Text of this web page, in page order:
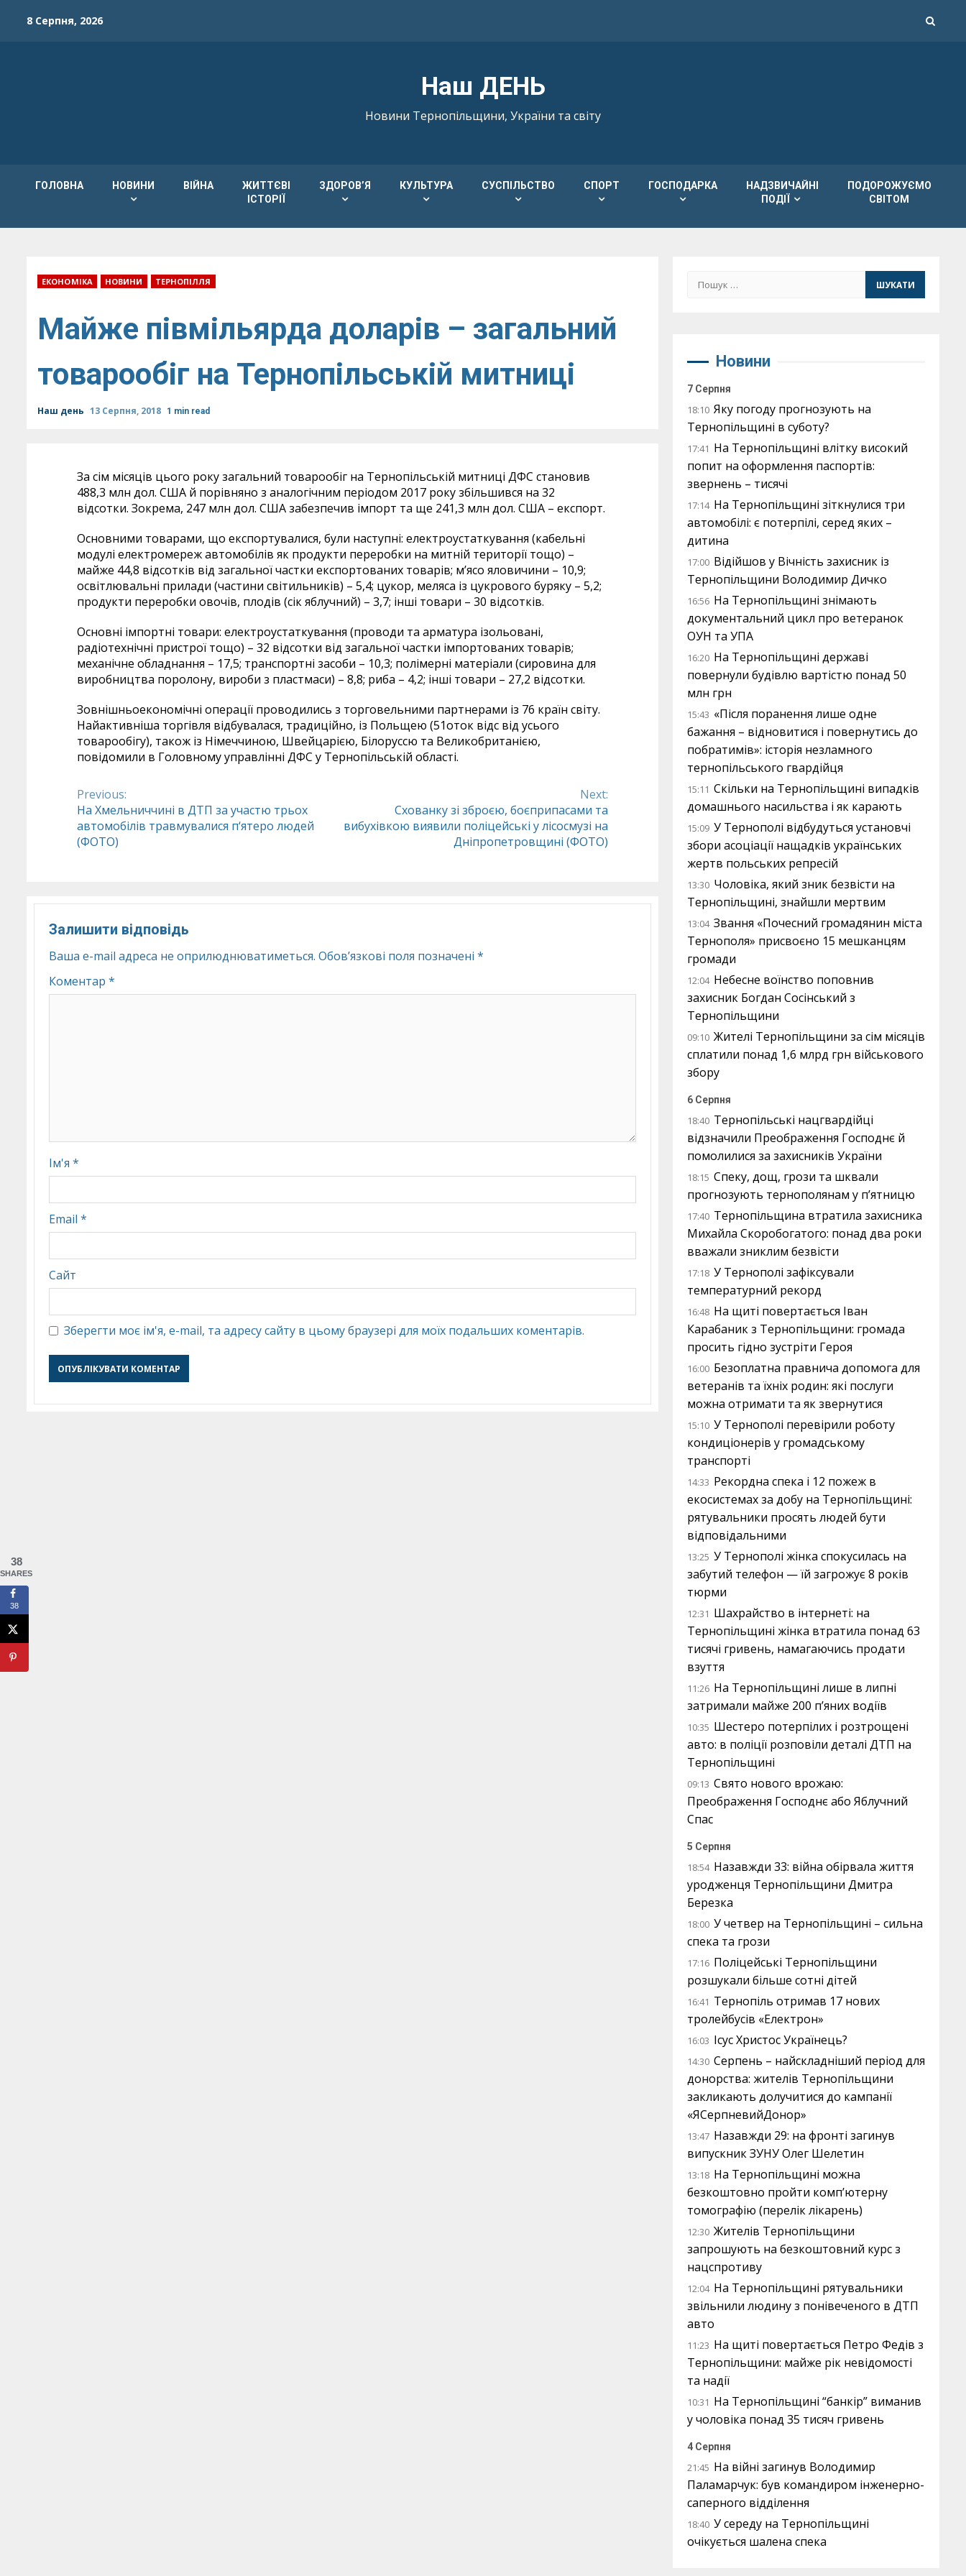
8 Серпня, 2026
Наш ДЕНЬ
Новини Тернопільщини, України та світу
ГОЛОВНА НОВИНИ ВІЙНА
ЖИТТЄВІ
ІСТОРІЇ
ЗДОРОВ’Я КУЛЬТУРА СУСПІЛЬСТВО СПОРТ ГОСПОДАРКА
НАДЗВИЧАЙНІ
ПОДІЇ
ПОДОРОЖУЄМО
СВІТОМ
ЕКОНОМІКА НОВИНИ ТЕРНОПІЛЛЯ
Майже півмільярда доларів – загальний
товарообіг на Тернопільській митниці
Наш день 13 Серпня, 2018 1 min read
За сім місяців цього року загальний товарообіг на Тернопільській митниці ДФС становив
488,3 млн дол. США й порівняно з аналогічним періодом 2017 року збільшився на 32
відсотки. Зокрема, 247 млн дол. США забезпечив імпорт та ще 241,3 млн дол. США – експорт.
Основними товарами, що експортувалися, були наступні: електроустаткування (кабельні
модулі електромереж автомобілів як продукти переробки на митній території тощо) –
майже 44,8 відсотків від загальної частки експортованих товарів; м’ясо яловичини – 10,9;
освітлювальні прилади (частини світильників) – 5,4; цукор, меляса із цукрового буряку – 5,2;
продукти переробки овочів, плодів (сік яблучний) – 3,7; інші товари – 30 відсотків.
Основні імпортні товари: електроустаткування (проводи та арматура ізольовані,
радіотехнічні пристрої тощо) – 32 відсотки від загальної частки імпортованих товарів;
механічне обладнання – 17,5; транспортні засоби – 10,3; полімерні матеріали (сировина для
виробництва поролону, вироби з пластмаси) – 8,8; риба – 4,2; інші товари – 27,2 відсотки.
Зовнішньоекономічні операції проводились з торговельними партнерами із 76 країн світу.
Найактивніша торгівля відбувалася, традиційно, із Польщею (51оток відс від усього
товарообігу), також із Німеччиною, Швейцарією, Білоруссю та Великобританією,
повідомили в Головному управлінні ДФС у Тернопільській області.
Continue
Reading
Previous:
На Хмельниччині в ДТП за участю трьох
автомобілів травмувалися п‘ятеро людей
(ФОТО)
Next:
Схованку зі зброєю, боєприпасами та
вибухівкою виявили поліцейські у лісосмузі на
Дніпропетровщині (ФОТО)
Залишити відповідь
Ваша e-mail адреса не оприлюднюватиметься. Обов’язкові поля позначені *
Коментар *
Ім'я *
Email *
Сайт
Зберегти моє ім'я, e-mail, та адресу сайту в цьому браузері для моїх подальших коментарів.
Пошук:
Новини
7 Серпня
18:10 Яку погоду прогнозують на
Тернопільщині в суботу?
17:41 На Тернопільщині влітку високий
попит на оформлення паспортів:
звернень – тисячі
17:14 На Тернопільщині зіткнулися три
автомобілі: є потерпілі, серед яких –
дитина
17:00 Відійшов у Вічність захисник із
Тернопільщини Володимир Дичко
16:56 На Тернопільщині знімають
документальний цикл про ветеранок
ОУН та УПА
16:20 На Тернопільщині державі
повернули будівлю вартістю понад 50
млн грн
15:43 «Після поранення лише одне
бажання – відновитися і повернутись до
побратимів»: історія незламного
тернопільського гвардійця
15:11 Скільки на Тернопільщині випадків
домашнього насильства і як карають
15:09 У Тернополі відбудуться установчі
збори асоціації нащадків українських
жертв польських репресій
13:30 Чоловіка, який зник безвісти на
Тернопільщині, знайшли мертвим
13:04 Звання «Почесний громадянин міста
Тернополя» присвоєно 15 мешканцям
громади
12:04 Небесне воїнство поповнив
захисник Богдан Сосінський з
Тернопільщини
09:10 Жителі Тернопільщини за сім місяців
сплатили понад 1,6 млрд грн військового
збору
6 Серпня
18:40 Тернопільські нацгвардійці
відзначили Преображення Господнє й
помолилися за захисників України
18:15 Спеку, дощ, грози та шквали
прогнозують тернополянам у п’ятницю
17:40 Тернопільщина втратила захисника
Михайла Скоробогатого: понад два роки
вважали зниклим безвісти
17:18 У Тернополі зафіксували
температурний рекорд
16:48 На щиті повертається Іван
Карабаник з Тернопільщини: громада
просить гідно зустріти Героя
16:00 Безоплатна правнича допомога для
ветеранів та їхніх родин: які послуги
можна отримати та як звернутися
15:10 У Тернополі перевірили роботу
кондиціонерів у громадському
транспорті
14:33 Рекордна спека і 12 пожеж в
екосистемах за добу на Тернопільщині:
рятувальники просять людей бути
відповідальними
13:25 У Тернополі жінка спокусилась на
забутий телефон — їй загрожує 8 років
тюрми
12:31 Шахрайство в інтернеті: на
Тернопільщині жінка втратила понад 63
тисячі гривень, намагаючись продати
взуття
11:26 На Тернопільщині лише в липні
затримали майже 200 п’яних водіїв
10:35 Шестеро потерпілих і розтрощені
авто: в поліції розповіли деталі ДТП на
Тернопільщині
09:13 Свято нового врожаю:
Преображення Господнє або Яблучний
Спас
5 Серпня
18:54 Назавжди 33: війна обірвала життя
уродженця Тернопільщини Дмитра
Березка
18:00 У четвер на Тернопільщині – сильна
спека та грози
17:16 Поліцейські Тернопільщини
розшукали більше сотні дітей
16:41 Тернопіль отримав 17 нових
тролейбусів «Електрон»
16:03 Ісус Христос Українець?
14:30 Серпень – найскладніший період для
донорства: жителів Тернопільщини
закликають долучитися до кампанії
«ЯСерпневийДонор»
13:47 Назавжди 29: на фронті загинув
випускник ЗУНУ Олег Шелетин
13:18 На Тернопільщині можна
безкоштовно пройти комп’ютерну
томографію (перелік лікарень)
12:30 Жителів Тернопільщини
запрошують на безкоштовний курс з
нацспротиву
12:04 На Тернопільщині рятувальники
звільнили людину з понівеченого в ДТП
авто
11:23 На щиті повертається Петро Федів з
Тернопільщини: майже рік невідомості
та надії
10:31 На Тернопільщині “банкір” виманив
у чоловіка понад 35 тисяч гривень
4 Серпня
21:45 На війні загинув Володимир
Паламарчук: був командиром інженерно-
саперного відділення
18:40 У середу на Тернопільщині
очікується шалена спека
38
SHARES
38